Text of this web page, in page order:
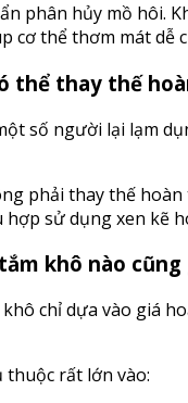
phân hủy mồ hôi.
cơ thể thơm mát dễ
thể thay thế
số người lại lạm
phải thay thế
sử dụng xen kẽ
khô nào
chỉ dựa vào giá
rất lớn vào: